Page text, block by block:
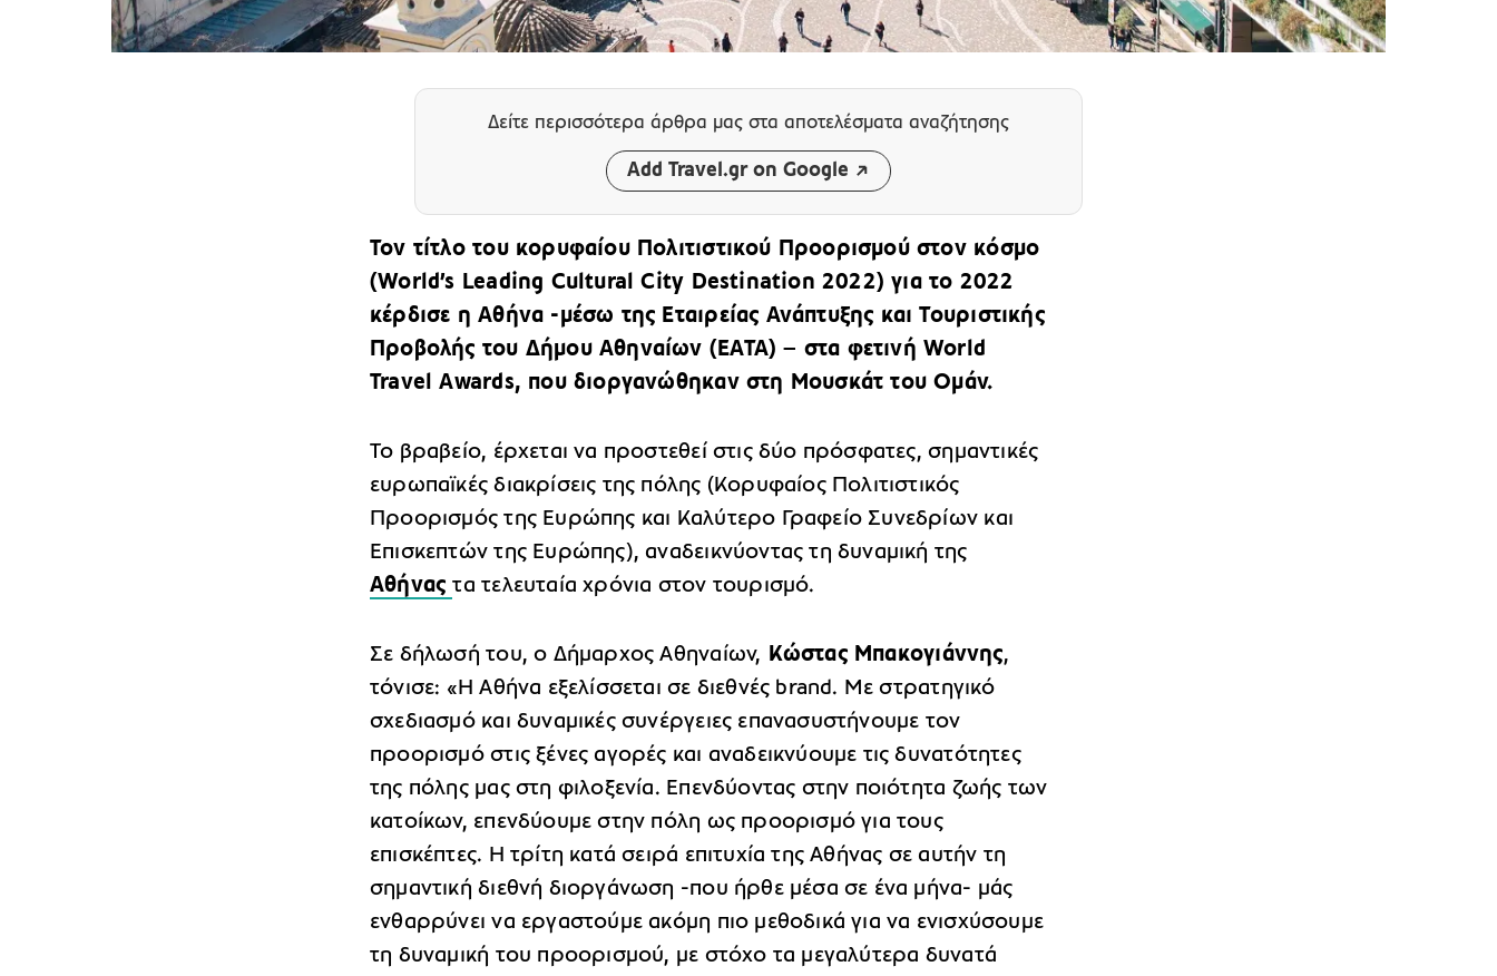
Δείτε περισσότερα άρθρα μας στα αποτελέσματα αναζήτησης
Add Travel.gr on Google
Τον τίτλο του κορυφαίου Πολιτιστικού Προορισμού στον κόσμο
(World’s Leading Cultural City Destination 2022) για το 2022
κέρδισε η Αθήνα -μέσω της Εταιρείας Ανάπτυξης και Τουριστικής
Προβολής του Δήμου Αθηναίων (ΕΑΤΑ) – στα φετινή World
Travel Awards, που διοργανώθηκαν στη Μουσκάτ του Ομάν.
Το βραβείο, έρχεται να προστεθεί στις δύο πρόσφατες, σημαντικές
ευρωπαϊκές διακρίσεις της πόλης (Κορυφαίος Πολιτιστικός
Προορισμός της Ευρώπης και Καλύτερο Γραφείο Συνεδρίων και
Επισκεπτών της Ευρώπης), αναδεικνύοντας τη δυναμική της
Αθήναςτα τελευταία χρόνια στον τουρισμό.
Σε δήλωσή του, ο Δήμαρχος Αθηναίων, Κώστας Μπακογιάννης,
τόνισε: «Η Αθήνα εξελίσσεται σε διεθνές brand. Με στρατηγικό
σχεδιασμό και δυναμικές συνέργειες επανασυστήνουμε τον
προορισμό στις ξένες αγορές και αναδεικνύουμε τις δυνατότητες
της πόλης μας στη φιλοξενία. Επενδύοντας στην ποιότητα ζωής των
κατοίκων, επενδύουμε στην πόλη ως προορισμό για τους
επισκέπτες. Η τρίτη κατά σειρά επιτυχία της Αθήνας σε αυτήν τη
σημαντική διεθνή διοργάνωση -που ήρθε μέσα σε ένα μήνα- μάς
ενθαρρύνει να εργαστούμε ακόμη πιο μεθοδικά για να ενισχύσουμε
τη δυναμική του προορισμού, με στόχο τα μεγαλύτερα δυνατά